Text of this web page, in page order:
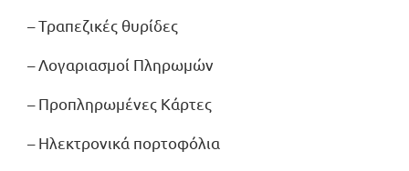
– Τραπεζικές θυρίδες
– Λογαριασμοί Πληρωμών
– Προπληρωμένες Κάρτες
– Ηλεκτρονικά πορτοφόλια